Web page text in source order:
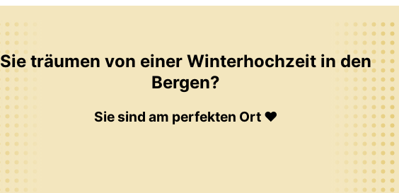
Sie träumen von einer Winterhochzeit in den
Bergen?
Sie sind am perfekten Ort ♥